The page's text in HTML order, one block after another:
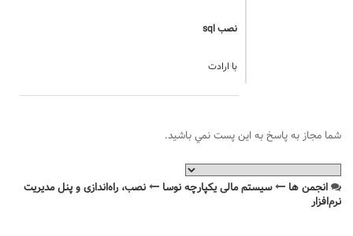
نصب sql
با ارادت
شما مجاز به پاسخ به اين پست نمي باشيد.
انجمن ها سیستم مالی یکپارچه نوسا
نصب، راه‌اندازی و پنل مدیریت
نرم‌افزار